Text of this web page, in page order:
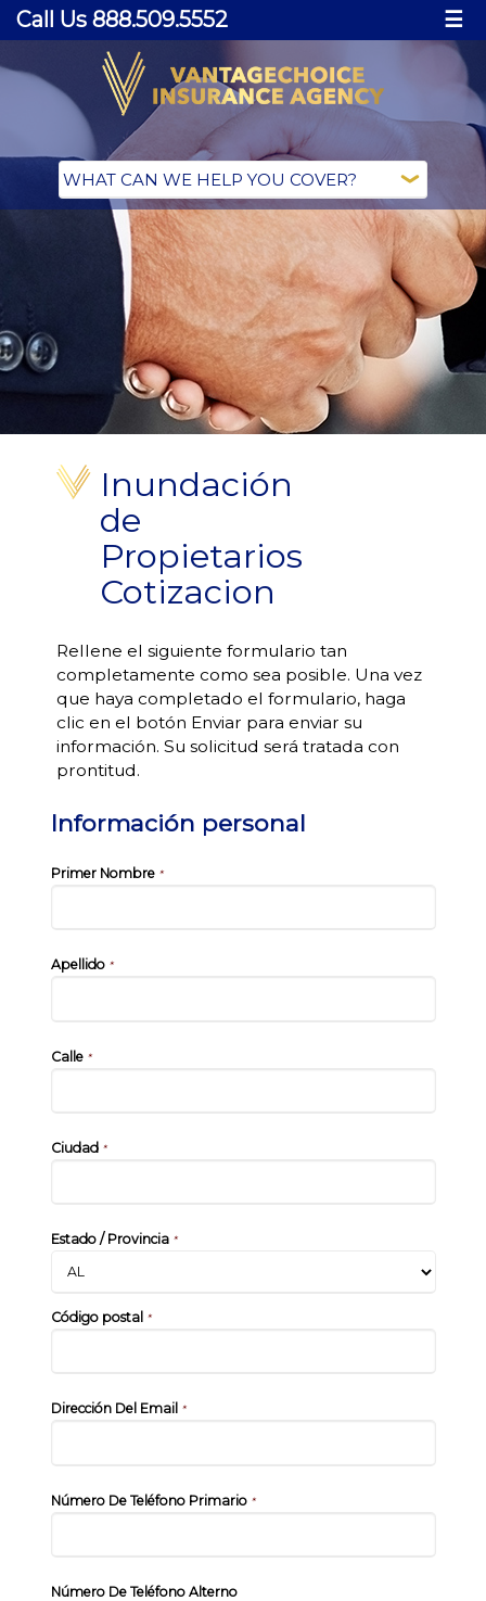
Call Us 888.509.5552 ☰
Inundación
de
Propietarios
Cotizacion
Rellene el siguiente formulario tan
completamente como sea posible. Una vez
que haya completado el formulario, haga
clic en el botón Enviar para enviar su
información. Su solicitud será tratada con
prontitud.
Información personal
Primer Nombre *
Apellido*
Calle*
Ciudad*
Estado / Provincia*
Código postal *
Dirección Del Email *
Número De Teléfono Primario*
Número De Teléfono Alterno